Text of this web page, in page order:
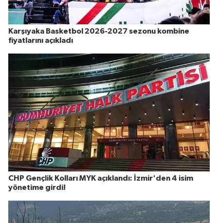
Karşıyaka Basketbol 2026-2027 sezonu kombine
fiyatlarını açıkladı
CHP Gençlik Kolları MYK açıklandı: İzmir'den 4 isim
yönetime girdi!